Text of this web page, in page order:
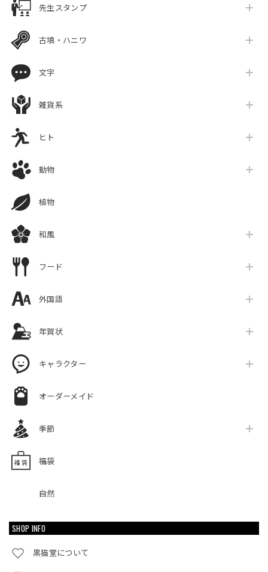
先生スタンプ
古墳・ハニワ
文字
雑貨系
ヒト
動物
植物
和風
フード
外国語
年賀状
キャラクター
オーダーメイド
季節
福袋
自然
SHOP INFO
黒猫堂について